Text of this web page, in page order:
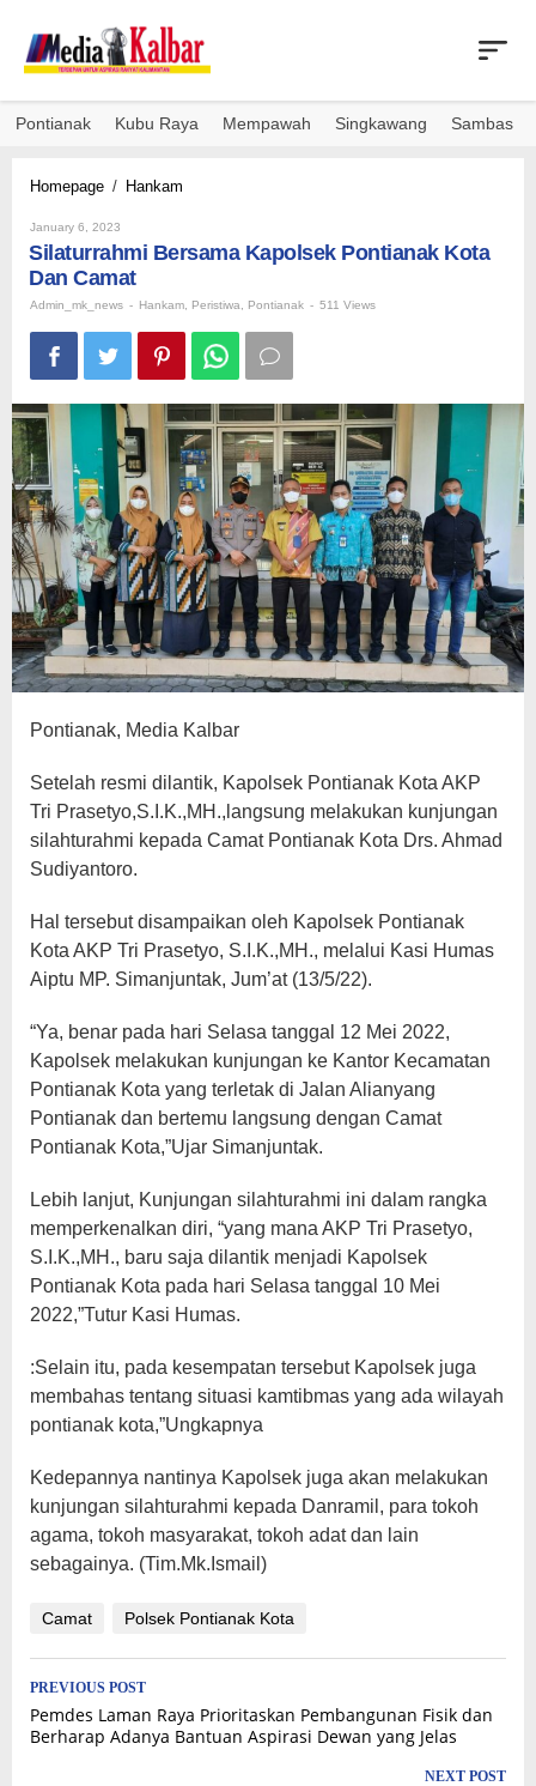
content
Pontianak Kubu Raya Mempawah Singkawang Sambas
Homepage / Hankam
Pontianak
Camat
January 6, 2023
Silaturrahmi Bersama Kapolsek Pontianak Kota
Dan Camat
Admin_mk_news - Hankam Peristiwa Pontianak - 511 Views
Pontianak, Media Kalbar
Setelah resmi dilantik, Kapolsek Pontianak Kota AKP
Tri Prasetyo,S.I.K.,MH.,langsung melakukan kunjungan
silahturahmi kepada Camat Pontianak Kota Drs. Ahmad
Sudiyantoro.
Hal tersebut disampaikan oleh Kapolsek Pontianak
Kota AKP Tri Prasetyo, S.I.K.,MH., melalui Kasi Humas
Aiptu MP. Simanjuntak, Jum’at (13/5/22).
“Ya, benar pada hari Selasa tanggal 12 Mei 2022,
Kapolsek melakukan kunjungan ke Kantor Kecamatan
Pontianak Kota yang terletak di Jalan Alianyang
Pontianak dan bertemu langsung dengan Camat
Pontianak Kota,”Ujar Simanjuntak.
Lebih lanjut, Kunjungan silahturahmi ini dalam rangka
memperkenalkan diri, “yang mana AKP Tri Prasetyo,
S.I.K.,MH., baru saja dilantik menjadi Kapolsek
Pontianak Kota pada hari Selasa tanggal 10 Mei
2022,”Tutur Kasi Humas.
:Selain itu, pada kesempatan tersebut Kapolsek juga
membahas tentang situasi kamtibmas yang ada wilayah
pontianak kota,”Ungkapnya
Kedepannya nantinya Kapolsek juga akan melakukan
kunjungan silahturahmi kepada Danramil, para tokoh
agama, tokoh masyarakat, tokoh adat dan lain
sebagainya. (Tim.Mk.Ismail)
Camat Polsek Pontianak Kota
Post
navigation
PREVIOUS POST
Pemdes Laman Raya Prioritaskan Pembangunan Fisik dan
Berharap Adanya Bantuan Aspirasi Dewan yang Jelas
NEXT POST